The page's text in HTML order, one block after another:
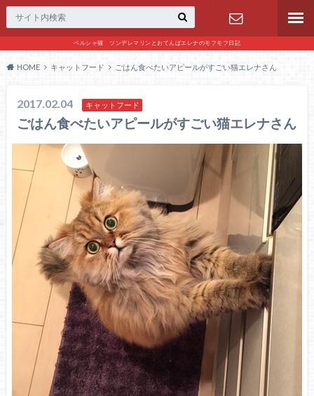
ペルシャ猫 ツンデレマリンとおてんばエレナのモフモフ日記
お問い合わ
HOME キャットフード ごはん食べたいアピールがすごい猫エレナさん
2017.02.04 キャットフード
ごはん食べたいアピールがすごい猫エレナさん